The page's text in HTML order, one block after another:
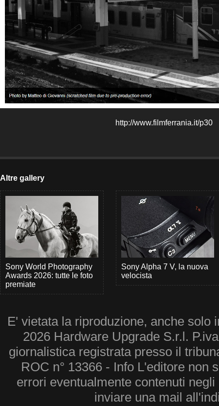
http://www.filmferrania.it/p30
Altre gallery
Sony World Photography
Awards 2026: tutte le foto
premiate
Sony Alpha 7 V, la nuova
velocista
E' vietata la riproduzione, anche solo
2026 Hardware Upgrade S.r.l.
giornalistica registrata presso il
ROC n° 13366 - Info L'editore non
errori eventualmente contenuti
inviare una mail